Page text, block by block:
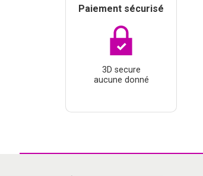
Paiement sécurisé
3D secure
aucune donné